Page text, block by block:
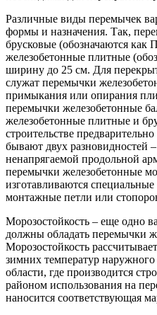
Различные виды перемычек
формы и назначения. Так,
брусковые (обозначаются как
железобетонные плитные
ширину до 25 см. Для
служат перемычки
примыкания или опирания
перемычки железобетонные
железобетонные плитные и
строительстве
бывают двух разновидностей
ненапрягаемой продольной
перемычки железобетонные
изготавливаются специальные
монтажные петли или
Морозостойкость – еще одно
должны обладать перемычки
Морозостойкость
зимних температур наружного
области, где производится
районом использования на
наносится соответствующая